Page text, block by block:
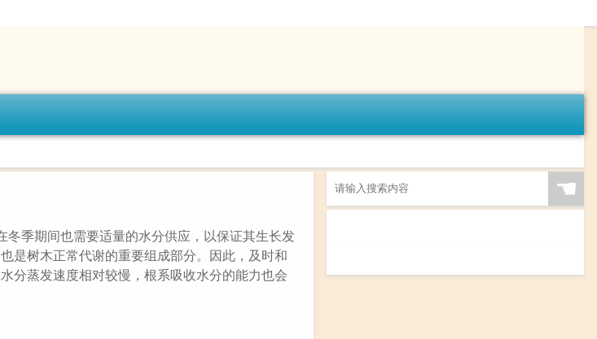
季期间也需要适量的水分供应，以保证其生长发
是树木正常代谢的重要组成部分。因此，及时和
分蒸发速度相对较慢，根系吸收水分的能力也会
☚